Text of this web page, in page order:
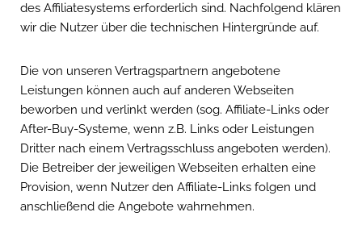
des Affiliatesystems erforderlich sind. Nachfolgend klären
wir die Nutzer über die technischen Hintergründe auf.
Die von unseren Vertragspartnern angebotene
Leistungen können auch auf anderen Webseiten
beworben und verlinkt werden (sog. Affiliate-Links oder
After-Buy-Systeme, wenn z.B. Links oder Leistungen
Dritter nach einem Vertragsschluss angeboten werden).
Die Betreiber der jeweiligen Webseiten erhalten eine
Provision, wenn Nutzer den Affiliate-Links folgen und
anschließend die Angebote wahrnehmen.